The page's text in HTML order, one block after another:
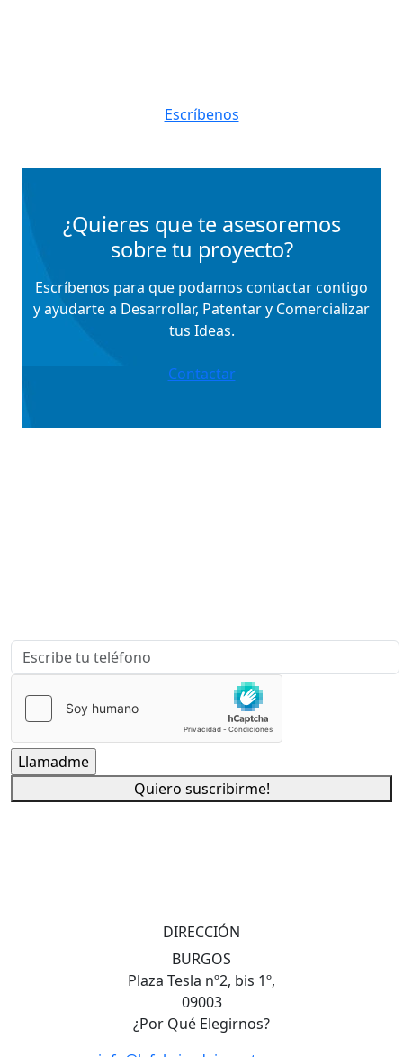
Escríbenos
¿Quieres que te asesoremos
sobre tu proyecto?
Escríbenos para que podamos contactar contigo
y ayudarte a Desarrollar, Patentar y Comercializar
tus Ideas.
Contactar
Quiero suscribirme!
DIRECCIÓN
BURGOS
Plaza Tesla nº2, bis 1º,
09003
¿Por Qué Elegirnos?